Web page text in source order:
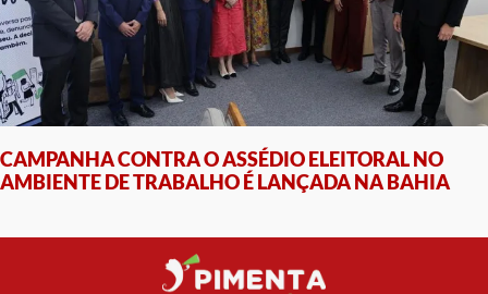
CAMPANHA CONTRA O ASSÉDIO ELEITORAL NO
AMBIENTE DE TRABALHO É LANÇADA NA BAHIA